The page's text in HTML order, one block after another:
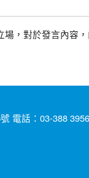
，對於發言內容
電話：03-388